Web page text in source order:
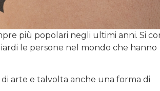
più popolari negli ultimi anni. Si
le persone nel mondo che hanno
arte e talvolta anche una forma di